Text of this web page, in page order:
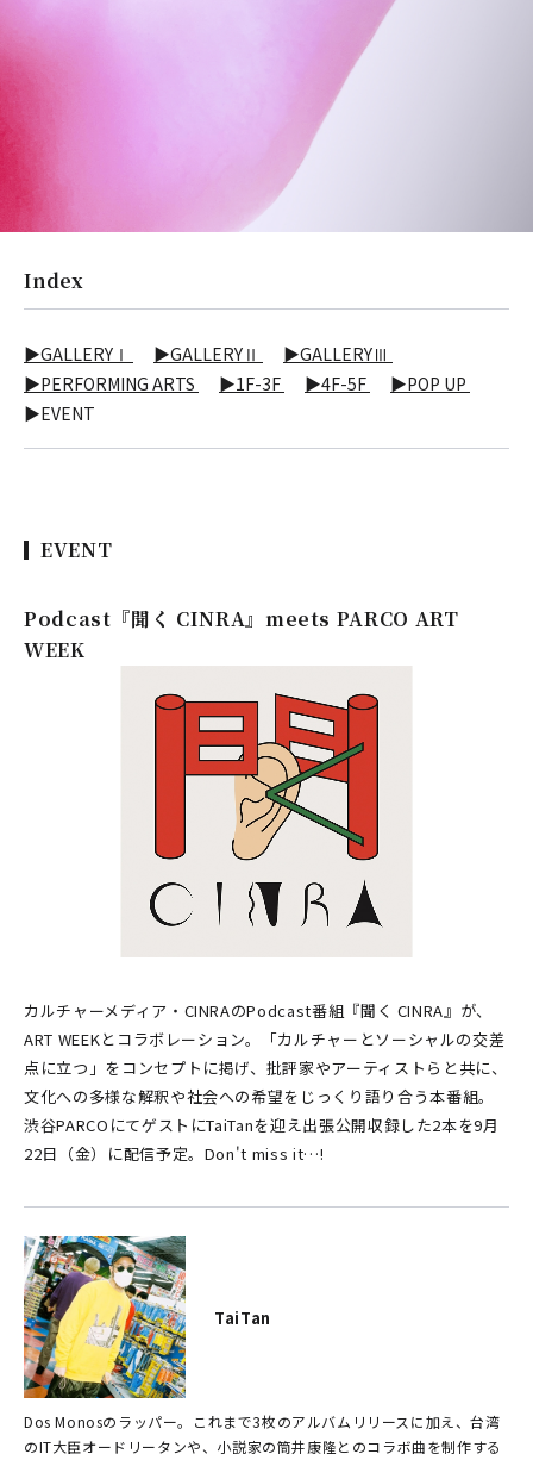
Index
▶GALLERYⅠ ▶GALLERYⅡ
▶GALLERYⅢ
▶PERFORMING ARTS
▶1F-3F ▶4F-5F
▶POP UP
▶EVENT
EVENT
Podcast『聞く CINRA』meets PARCO ART
WEEK
カルチャーメディア・CINRAのPodcast番組『聞く CINRA』が、
ART WEEKとコラボレーション。「カルチャーとソーシャルの交差
点に立つ」をコンセプトに掲げ、批評家やアーティストらと共に、
文化への多様な解釈や社会への希望をじっくり語り合う本番組。
渋谷PARCOにてゲストにTaiTanを迎え出張公開収録した2本を9月
22日（金）に配信予定。Don't miss it…!
TaiTan
Dos Monosのラッパー。これまで3枚のアルバムリリースに加え、台湾
のIT大臣オードリータンや、小説家の筒井康隆とのコラボ曲を制作する